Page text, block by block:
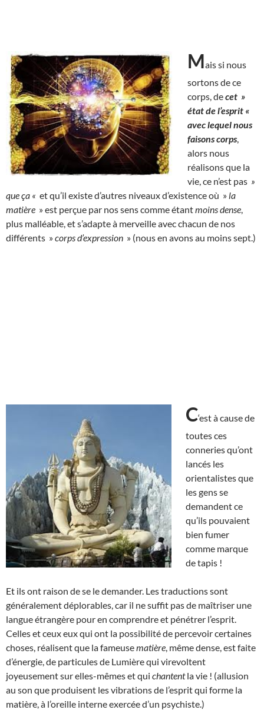
Mais si nous
sortons de ce
corps, decet »
état de l’esprit «
avec lequel nous
faisons corps
alors nous
réalisons que la
vie, ce n’est pas »
que ça « et qu’il existe d’autres niveaux d’existence où » la
matière » est perçue par nos sens comme étantmoins dense
plus malléable, et s’adapte à merveille avec chacun de nos
différents »corps d’expression » (nous en avons au moins sept.)
C‘est à cause de
toutes ces
conneries qu’ont
lancés les
orientalistes que
les gens se
demandent ce
qu’ils pouvaient
bien fumer
comme marque
de tapis !
Et ils ont raison de se le demander. Les traductions sont
généralement déplorables, car il ne suffit pas de maîtriser une
langue étrangère pour en comprendre et pénétrer l’esprit.
Celles et ceux eux qui ont la possibilité de percevoir certaines
choses, réalisent que la fameusematière , même dense, est faite
d’énergie, de particules de Lumière qui virevoltent
joyeusement sur elles-mêmes et qui chantentla vie ! (allusion
au son que produisent les vibrations de l’esprit qui forme la
matière, à l’oreille interne exercée d’un psychiste.)